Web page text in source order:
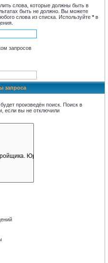
слова, которые должны быть в
быть не должно. Вы можете
слова из списка. Используйте *в
запросов
запроса
произведён поиск. Поиск в
если вы не отключили